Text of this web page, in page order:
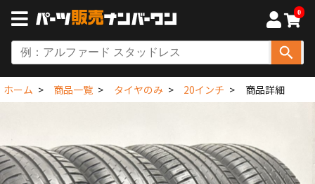
0
ホーム 商品一覧 タイヤのみ 20インチ 商品詳細